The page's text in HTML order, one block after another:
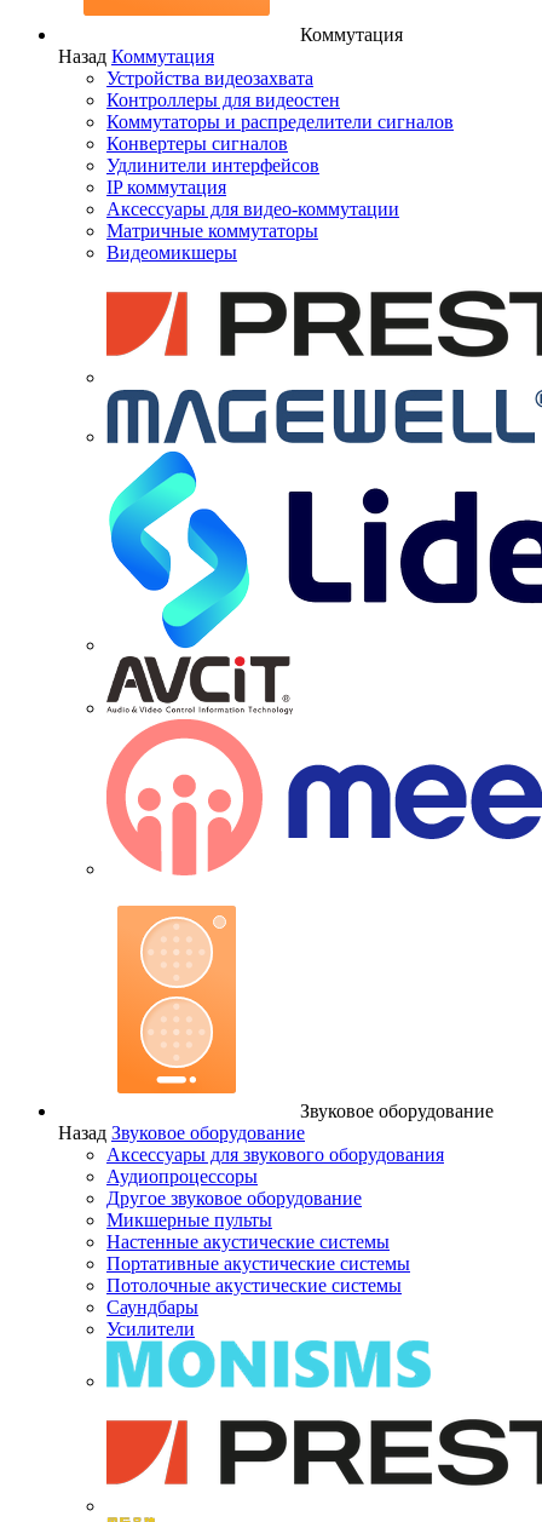
Коммутация
Назад Коммутация
Устройства видеозахвата
Контроллеры для видеостен
Коммутаторы и распределители сигналов
Конвертеры сигналов
Удлинители интерфейсов
IP коммутация
Аксессуары для видео-коммутации
Матричные коммутаторы
Видеомикшеры
Звуковое оборудование
Назад Звуковое оборудование
Аксессуары для звукового оборудования
Аудиопроцессоры
Другое звуковое оборудование
Микшерные пульты
Настенные акустические системы
Портативные акустические системы
Потолочные акустические системы
Саундбары
Усилители